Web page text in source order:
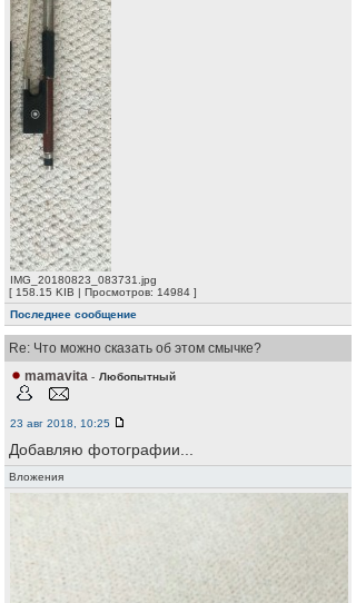
IMG_20180823_083731.jpg
[ 158.15 KIB | Просмотров: 14984 ]
Последнее сообщение
Re: Что можно сказать об этом смычке?
mamavita - Любопытный
23 авг 2018, 10:25
Добавляю фотографии...
Вложения